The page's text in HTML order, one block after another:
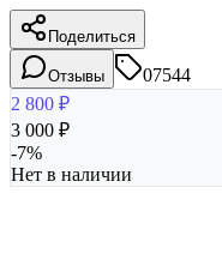
Поделиться
Отзывы
07544
2 800 ₽
3 000 ₽
-7%
Нет в наличии